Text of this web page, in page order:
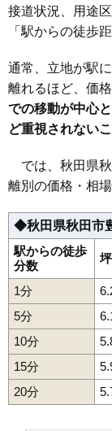
35 手形
36 卸町
37 外旭川八
38 川尻御
39 保戸野原
40 広面
42 川尻大
44 東通館
45 川尻若葉
46
47 千秋城
48 牛島東
49 外旭川
50 千秋中
51 川尻上
接道状況、用途
「駅からの徒歩
通常、立地が駅
離れるほど、価格
での移動が中心
ど重視されないこ
では、秋田県秋
離別の価格・相
◆秋田県秋田市
駅からの徒歩
分数
1分
5分
10分
15分
20分